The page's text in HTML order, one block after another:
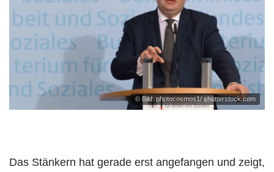
© Bild: photocosmos1/ shutterstock.com
Das Stänkern hat gerade erst angefangen und zeigt,